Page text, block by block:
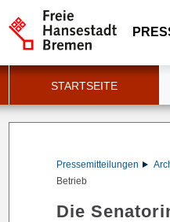
STARTSEITE
Pressemitteilungen
Betrieb
Die